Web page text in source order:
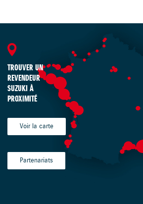
TROUVER UN
REVENDEUR
SUZUKI À
PROXIMITÉ
Voir la carte
Partenariats